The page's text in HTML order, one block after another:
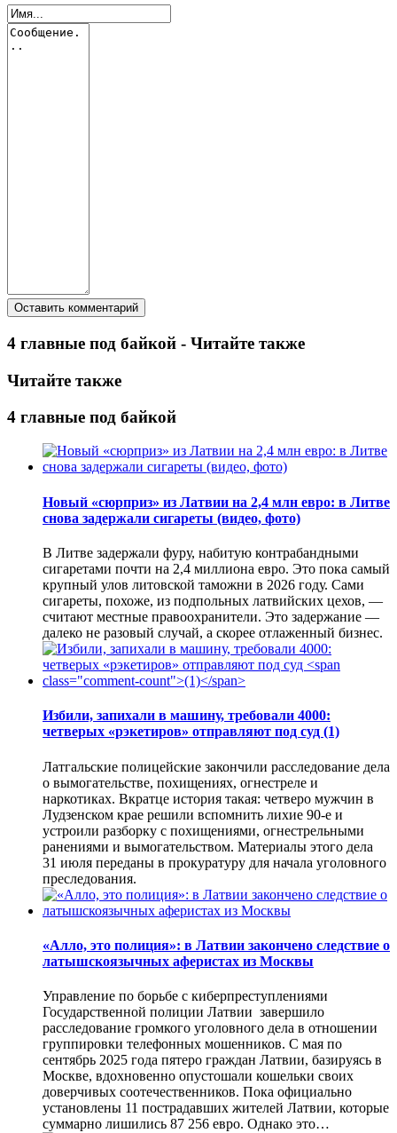
4 главные под байкой - Читайте также
Читайте также
4 главные под байкой
Новый «сюрприз» из Латвии на 2,4 млн евро: в Литве
снова задержали сигареты (видео, фото)
В Литве задержали фуру, набитую контрабандными
сигаретами почти на 2,4 миллиона евро. Это пока самый
крупный улов литовской таможни в 2026 году. Сами
сигареты, похоже, из подпольных латвийских цехов, —
считают местные правоохранители. Это задержание —
далеко не разовый случай, а скорее отлаженный бизнес.
Избили, запихали в машину, требовали 4000:
четверых «рэкетиров» отправляют под суд (1)
Латгальские полицейские закончили расследование дела
о вымогательстве, похищениях, огнестреле и
наркотиках. Вкратце история такая: четверо мужчин в
Лудзенском крае решили вспомнить лихие 90-е и
устроили разборку с похищениями, огнестрельными
ранениями и вымогательством. Материалы этого дела
31 июля переданы в прокуратуру для начала уголовного
преследования.
«Алло, это полиция»: в Латвии закончено следствие о
латышскоязычных аферистах из Москвы
Управление по борьбе с киберпреступлениями
Государственной полиции Латвии завершило
расследование громкого уголовного дела в отношении
группировки телефонных мошенников. С мая по
сентябрь 2025 года пятеро граждан Латвии, базируясь в
Москве, вдохновенно опустошали кошельки своих
доверчивых соотечественников. Пока официально
установлены 11 пострадавших жителей Латвии, которые
суммарно лишились 87 256 евро. Однако это…